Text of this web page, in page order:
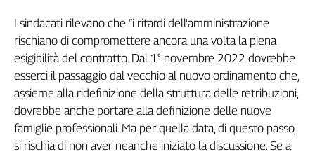
di
Genova,
il
sangue
della
ragione
120
anni
Cgil
I sindacati rilevano che “i ritardi dell'amministrazione
rischiano di compromettere ancora una volta la piena
esigibilità del contratto. Dal 1° novembre 2022 dovrebbe
esserci il passaggio dal vecchio al nuovo ordinamento che,
assieme alla ridefinizione della struttura delle retribuzioni,
dovrebbe anche portare alla definizione delle nuove
famiglie professionali. Ma per quella data, di questo passo,
si rischia di non aver neanche iniziato la discussione. Se a